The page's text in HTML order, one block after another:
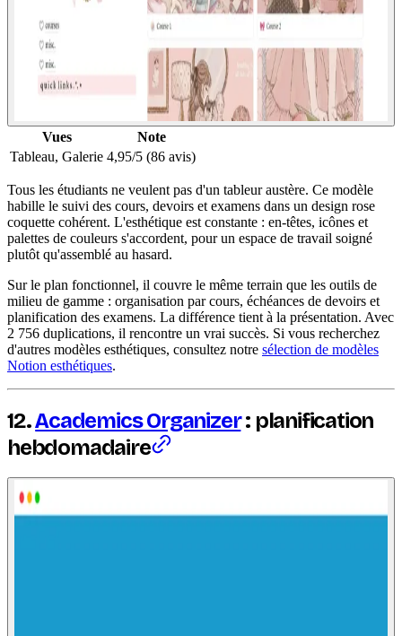
Vues
Note
Tableau, Galerie 4,95/5 (86 avis)
Tous les étudiants ne veulent pas d'un tableur austère. Ce modèle
habille le suivi des cours, devoirs et examens dans un design rose
coquette cohérent. L'esthétique est constante : en-têtes, icônes et
palettes de couleurs s'accordent, pour un espace de travail soigné
plutôt qu'assemblé au hasard.
Sur le plan fonctionnel, il couvre le même terrain que les outils de
milieu de gamme : organisation par cours, échéances de devoirs et
planification des examens. La différence tient à la présentation. Avec
2 756 duplications, il rencontre un vrai succès. Si vous recherchez
d'autres modèles esthétiques, consultez notre sélection de modèles
Notion esthétiques.
12.Academics Organizer: planification
hebdomadaire